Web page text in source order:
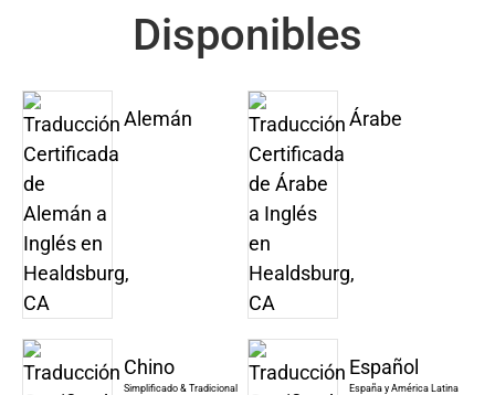
Disponibles
Alemán Árabe
Chino
Simplificado & Tradicional
Español
España y América Latina